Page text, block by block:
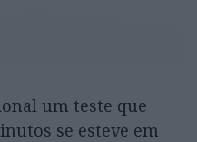
um teste que
se esteve em